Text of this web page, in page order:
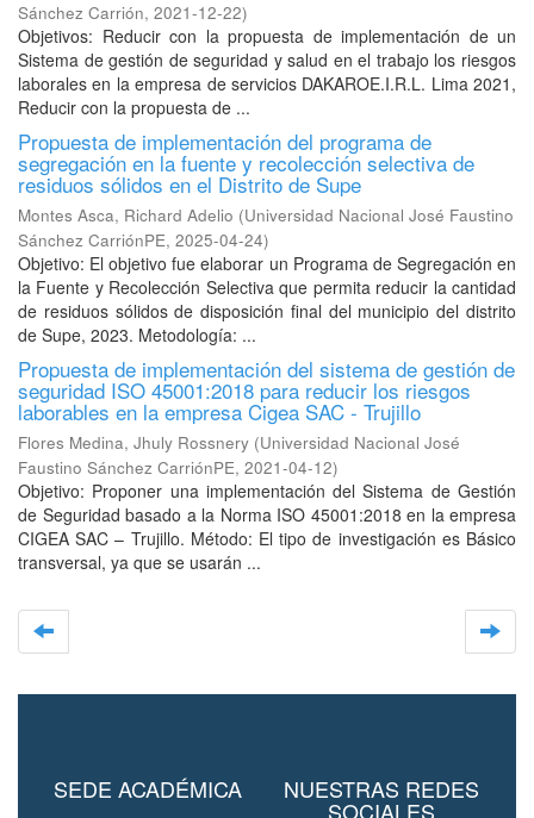
Sánchez Carrión, 2021-12-22)
Objetivos: Reducir con la propuesta de implementación de un
Sistema de gestión de seguridad y salud en el trabajo los riesgos
laborales en la empresa de servicios DAKAROE.I.R.L. Lima 2021,
Reducir con la propuesta de ...
Propuesta de implementación del programa de
segregación en la fuente y recolección selectiva de
residuos sólidos en el Distrito de Supe
Montes Asca, Richard Adelio (Universidad Nacional José Faustino
Sánchez CarriónPE, 2025-04-24)
Objetivo: El objetivo fue elaborar un Programa de Segregación en
la Fuente y Recolección Selectiva que permita reducir la cantidad
de residuos sólidos de disposición final del municipio del distrito
de Supe, 2023. Metodología: ...
Propuesta de implementación del sistema de gestión de
seguridad ISO 45001:2018 para reducir los riesgos
laborables en la empresa Cigea SAC - Trujillo
Flores Medina, Jhuly Rossnery (Universidad Nacional José
Faustino Sánchez CarriónPE, 2021-04-12)
Objetivo: Proponer una implementación del Sistema de Gestión
de Seguridad basado a la Norma ISO 45001:2018 en la empresa
CIGEA SAC – Trujillo. Método: El tipo de investigación es Básico
transversal, ya que se usarán ...
SEDE ACADÉMICA NUESTRAS REDES
SOCIALES